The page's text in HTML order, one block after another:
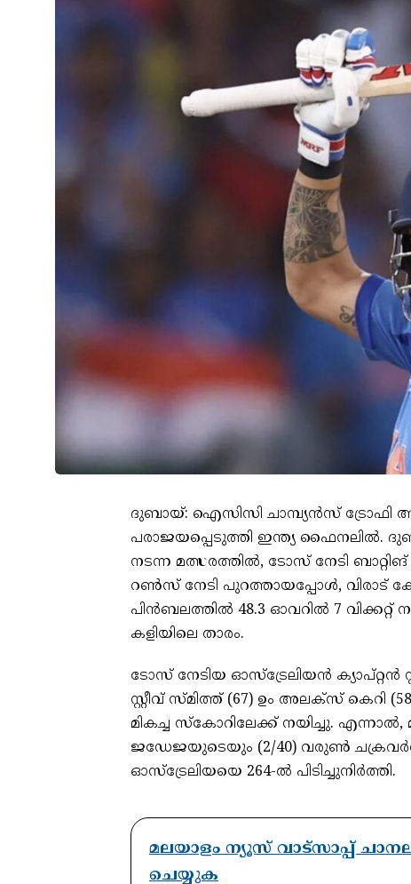
ദുബായ്: ഐസിസി ചാമ്പ്യൻസ് ട്രോഫി
പരാജയപ്പെടുത്തി ഇന്ത്യ ഫൈനലിൽ.
നടന്ന മത്സരത്തിൽ, ടോസ് നേടി
റൺസ് നേടി പുറത്തായപ്പോൾ, വിരാട്
പിൻബലത്തിൽ 48.3 ഓവറിൽ 7
കളിയിലെ താരം.
ടോസ് നേടിയ ഓസ്‌ട്രേലിയൻ ക്യാപ്റ്റൻ
സ്റ്റീവ് സ്മിത്ത് (67) ഉം അലക്സ് കെറി
മികച്ച സ്കോറിലേക്ക് നയിച്ചു. എന്നാൽ,
ജഡേജയുടെയും (2/40) വരുൺ
ഓസ്‌ട്രേലിയയെ 264-ൽ പിടിച്ചുനിർത്തി.
മലയാളം ന്യൂസ് വാട്സാപ്പ്
ചെയ്യുക